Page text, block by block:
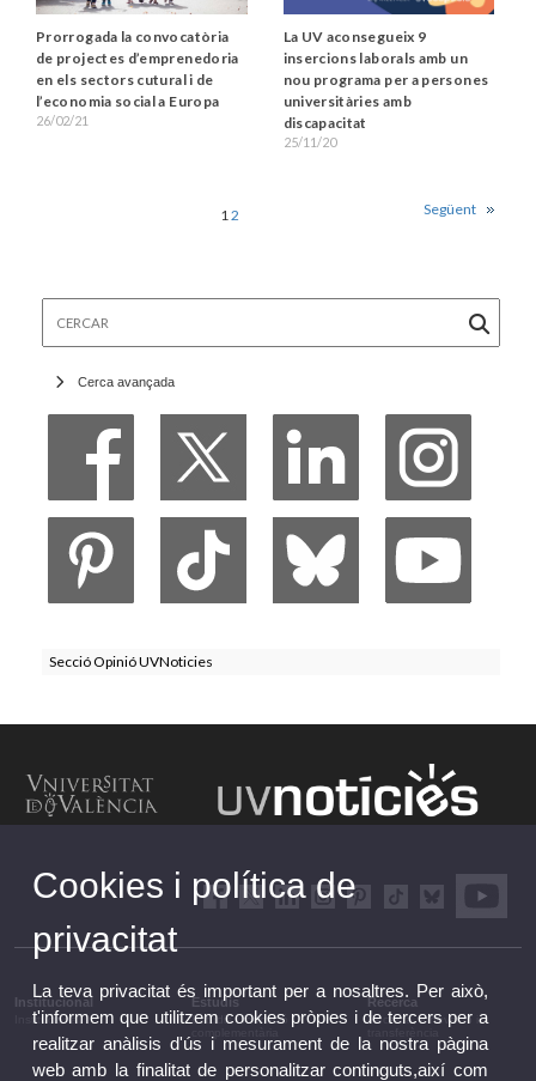
Prorrogada la convocatòria
de projectes d’emprenedoria
en els sectors cutural i de
l’economia social a Europa
26/02/21
La UV aconsegueix 9
insercions laborals amb un
nou programa per a persones
universitàries amb
discapacitat
25/11/20
12 Següent
Cerca avançada
Secció Opinió UVNoticies
Institucional
Institucional
Estudis
Estudis i formació
Recerca
Recerca, innovació i
Cookies i política de
privacitat
La teva privacitat és important per a nosaltres. Per això,
t'informem que utilitzem cookies pròpies i de tercers per a
realitzar anàlisis d'ús i mesurament de la nostra pàgina
web amb la finalitat de personalitzar continguts,així com